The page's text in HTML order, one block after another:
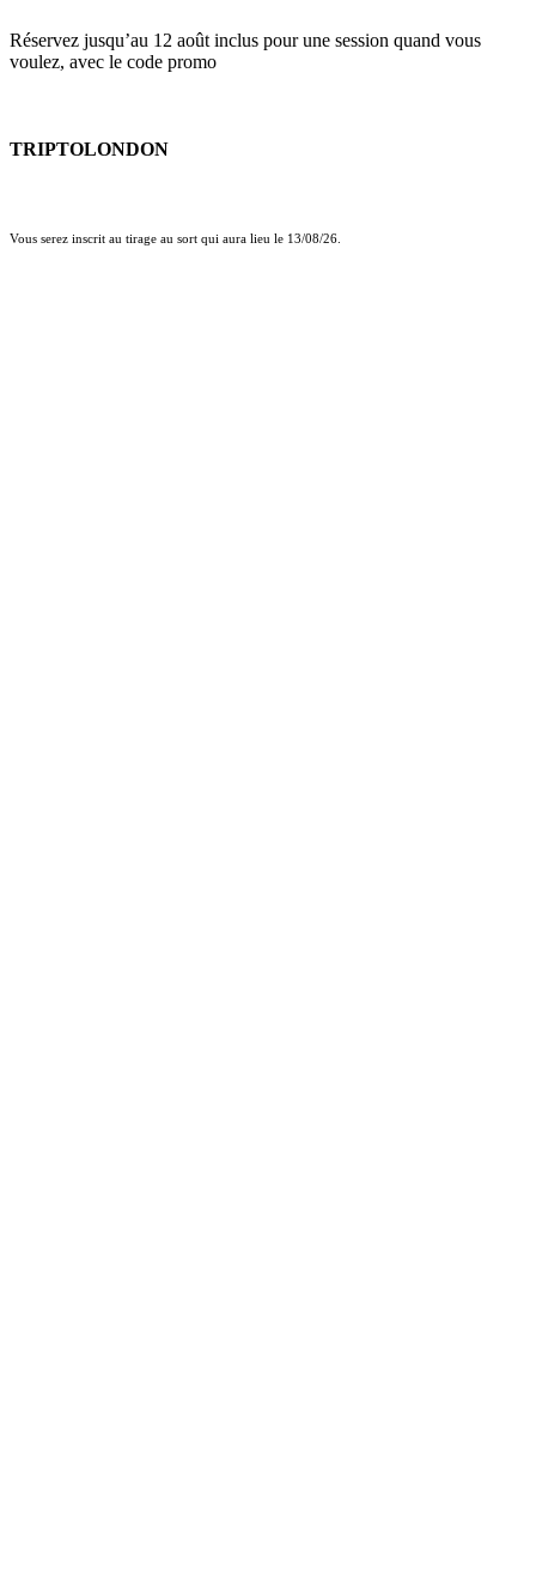
Réservez jusqu’au 12 août inclus pour une session quand vous
voulez, avec le code promo
TRIPTOLONDON
Vous serez inscrit au tirage au sort qui aura lieu le 13/08/26.